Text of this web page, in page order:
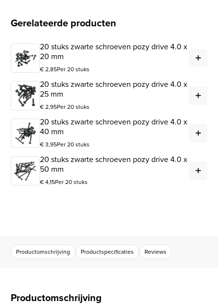
Gerelateerde producten
20 stuks zwarte schroeven pozy drive 4.0 x
20 mm
€2,85Per 20 stuks
20 stuks zwarte schroeven pozy drive 4.0 x
25 mm
€2,95Per 20 stuks
20 stuks zwarte schroeven pozy drive 4.0 x
40 mm
€3,95Per 20 stuks
20 stuks zwarte schroeven pozy drive 4.0 x
50 mm
€4,15Per 20 stuks
Productomschrijving Productspecificaties Reviews
Productomschrijving